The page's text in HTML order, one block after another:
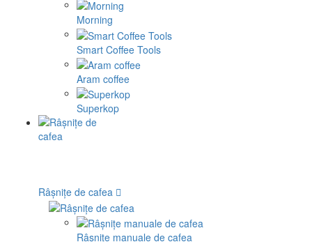
Morning
Smart Coffee Tools
Aram coffee
Superkop
Râșnițe de cafea
Râșnițe manuale de cafea